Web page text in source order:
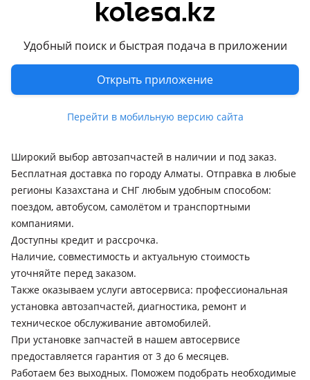
Удобный поиск и быстрая подача в приложении
Открыть приложение
Перейти в мобильную версию сайта
2009 - 2012 3 поколение рестайлинг (RE), 2006 - 2009 3
поколение (RE), 2004 - 2006 2 поколение рестайлинг (RD),
2001 - 2004 2 поколение (RD), 1999 - 2001 1 поколение
рестайлинг (RD), 1995 - 1999 1 поколение (RD), 2012 - 2015 4
поколение (RM), 2015 - 2018 4 поколение рестайлинг (RM),
2016 - н.в. 5 поколение (RW/RT)
Показать больше
Широкий выбор автозапчастей в наличии и под заказ.
Бесплатная доставка по городу Алматы. Отправка в любые
регионы Казахстана и СНГ любым удобным способом:
поездом, автобусом, самолётом и транспортными
компаниями.
Доступны кредит и рассрочка.
Наличие, совместимость и актуальную стоимость
уточняйте перед заказом.
Также оказываем услуги автосервиса: профессиональная
установка автозапчастей, диагностика, ремонт и
техническое обслуживание автомобилей.
При установке запчастей в нашем автосервисе
предоставляется гарантия от 3 до 6 месяцев.
Работаем без выходных. Поможем подобрать необходимые